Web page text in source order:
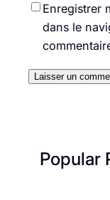
Enregistrer
dans le
Popular